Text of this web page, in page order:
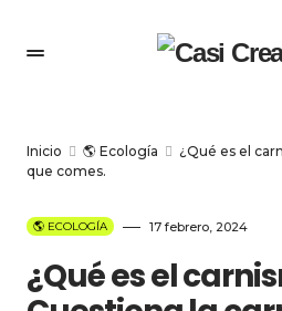
Inicio 🌎 Ecología
¿Qué es el
que comes.
🌎 ECOLOGÍA 17 febrero, 2024
¿Qué es el